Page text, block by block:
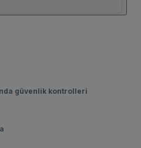
güvenlik kontrolleri